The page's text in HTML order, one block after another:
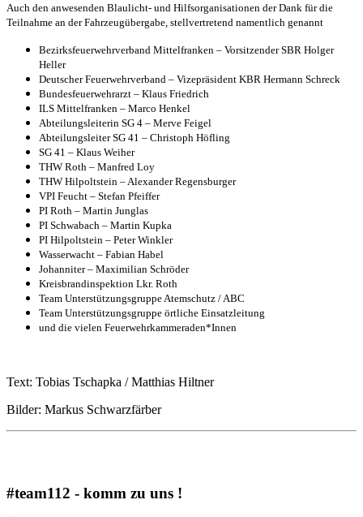
Auch den anwesenden Blaulicht- und Hilfsorganisationen der Dank für die
Teilnahme an der Fahrzeugübergabe, stellvertretend namentlich genannt
Bezirksfeuerwehrverband Mittelfranken – Vorsitzender SBR Holger
Heller
Deutscher Feuerwehrverband – Vizepräsident KBR Hermann Schreck
Bundesfeuerwehrarzt – Klaus Friedrich
ILS Mittelfranken – Marco Henkel
Abteilungsleiterin SG 4 – Merve Feigel
Abteilungsleiter SG 41 – Christoph Höfling
SG 41 – Klaus Weiher
THW Roth – Manfred Loy
THW Hilpoltstein – Alexander Regensburger
VPI Feucht – Stefan Pfeiffer
PI Roth – Martin Junglas
PI Schwabach – Martin Kupka
PI Hilpoltstein – Peter Winkler
Wasserwacht – Fabian Habel
Johanniter – Maximilian Schröder
Kreisbrandinspektion Lkr. Roth
Team Unterstützungsgruppe Atemschutz / ABC
Team Unterstützungsgruppe örtliche Einsatzleitung
und die vielen Feuerwehrkammeraden*Innen
Text: Tobias Tschapka / Matthias Hiltner
Bilder: Markus Schwarzfärber
#team112 - komm zu uns !